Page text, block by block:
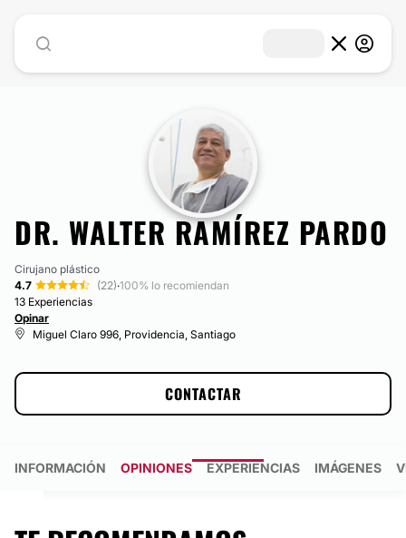
DR. WALTER RAMÍREZ PARDO
Cirujano plástico
4.7
(22)·100% lo recomiendan
13 Experiencias
Opinar
Miguel Claro 996, Providencia, Santiago
CONTACTAR
INFORMACIÓN OPINIONES EXPERIENCIAS IMÁGENES